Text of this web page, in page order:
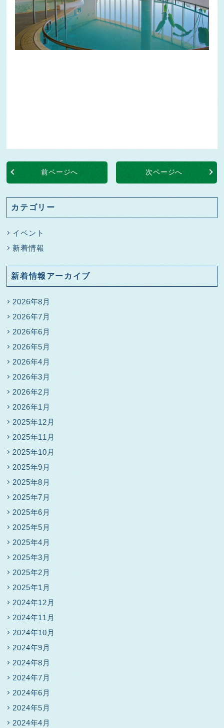
前ページへ 次ページへ
カテゴリー
イベント
新着情報
新着情報アーカイブ
2026年8月
2026年7月
2026年6月
2026年5月
2026年4月
2026年3月
2026年2月
2026年1月
2025年12月
2025年11月
2025年10月
2025年9月
2025年8月
2025年7月
2025年6月
2025年5月
2025年4月
2025年3月
2025年2月
2025年1月
2024年12月
2024年11月
2024年10月
2024年9月
2024年8月
2024年7月
2024年6月
2024年5月
2024年4月